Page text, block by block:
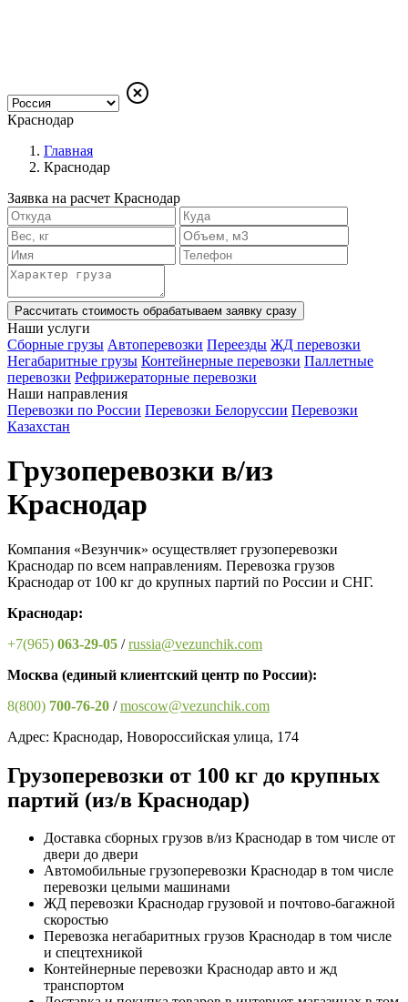
Краснодар
Главная
Краснодар
Заявка на расчет Краснодар
Рассчитать стоимость обрабатываем заявку сразу
Наши услуги
Сборные грузы Автоперевозки Переезды ЖД перевозки
Негабаритные грузы Контейнерные перевозки Паллетные
перевозки Рефрижераторные перевозки
Наши направления
Перевозки по России Перевозки Белоруссии Перевозки
Казахстан
Грузоперевозки в/из
Краснодар
Компания «Везунчик» осуществляет грузоперевозки
Краснодар по всем направлениям. Перевозка грузов
Краснодар от 100 кг до крупных партий по России и СНГ.
Краснодар:
+7(965) 063-29-05 /russia@vezunchik.com
Москва (единый клиентский центр по России):
8(800) 700-76-20 /moscow@vezunchik.com
Адрес: Краснодар, Новороссийская улица, 174
Грузоперевозки от 100 кг до крупных
партий (из/в Краснодар)
Доставка сборных грузов в/из Краснодар в том числе от
двери до двери
Автомобильные грузоперевозки Краснодар в том числе
перевозки целыми машинами
ЖД перевозки Краснодар грузовой и почтово-багажной
скоростью
Перевозка негабаритных грузов Краснодар в том числе
и спецтехникой
Контейнерные перевозки Краснодар авто и жд
транспортом